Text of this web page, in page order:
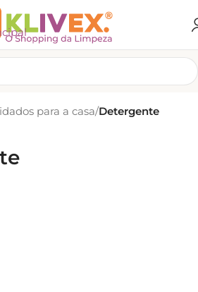
para a casa/Detergente